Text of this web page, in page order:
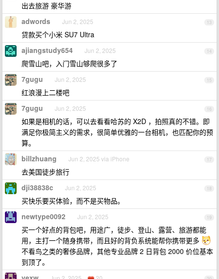
出去旅游 豪华游
13
adwords Jun 2, 2025
贷款买个小米 SU7 Ultra
14
ajiangstudy654 Jun 2, 2025
爬雪山吧，入门雪山够爬很多了
15
7gugu Jun 2, 2025
红浪漫上二楼吧
16
7gugu Jun 2, 2025
如果是相机的话，可以去看看哈苏的 X2D ，拍照真的不错。即
满足你极简主义的需求，很简单优雅的一台相机，也匹配你的预
算。
17
billzhuang Jun 2, 2025 via iPhone
去美国徒步旅行
18
dji38838c Jun 2, 2025
买快乐要买体验，而不是买物品。
19
newtype0092 Jun 2, 2025
买一个好点的背包吧，用途广，徒步、登山、露营、旅游都能
用，主打一个随身携带，而且好的背负系统能帮你携带更多
不看鸟之类的奢侈品牌，其他专业品牌 2 日背包 2000 价位基本
到顶了。